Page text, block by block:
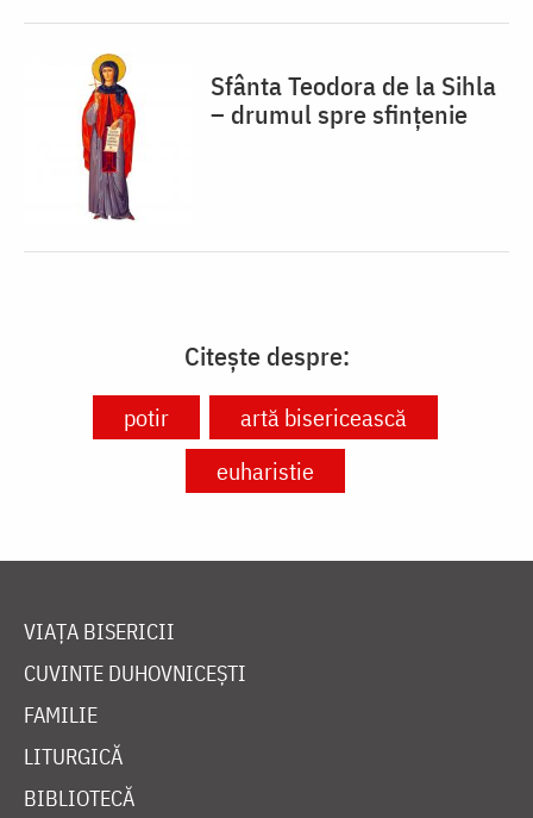
Sfânta Teodora de la Sihla
– drumul spre sfințenie
Citește despre:
potir
artă bisericească
euharistie
VIAȚA BISERICII
CUVINTE DUHOVNICEȘTI
FAMILIE
LITURGICĂ
BIBLIOTECĂ